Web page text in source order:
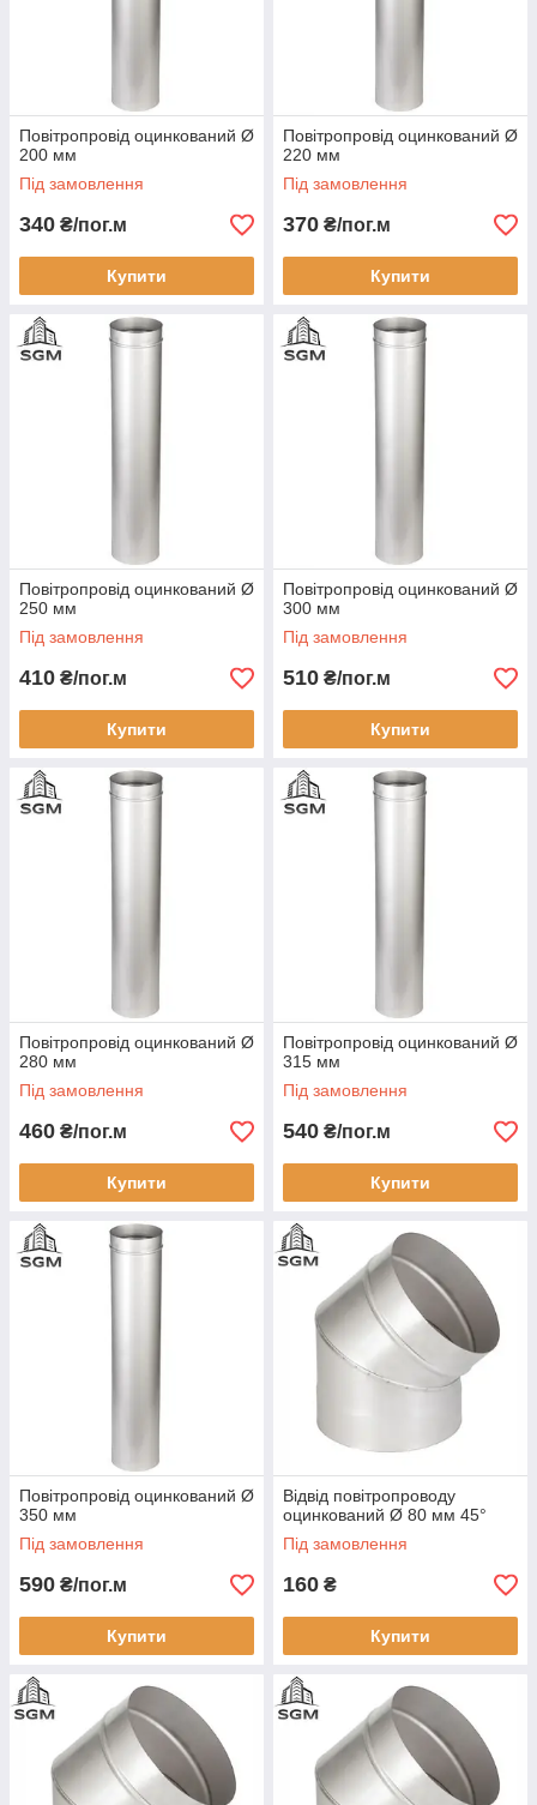
Повітропровід оцинкований Ø
200 мм
Під замовлення
340 ₴/пог.м
Купити
Повітропровід оцинкований Ø
220 мм
Під замовлення
370 ₴/пог.м
Купити
Повітропровід оцинкований Ø
250 мм
Під замовлення
410 ₴/пог.м
Купити
Повітропровід оцинкований Ø
300 мм
Під замовлення
510 ₴/пог.м
Купити
Повітропровід оцинкований Ø
280 мм
Під замовлення
460 ₴/пог.м
Купити
Повітропровід оцинкований Ø
315 мм
Під замовлення
540 ₴/пог.м
Купити
Повітропровід оцинкований Ø
350 мм
Під замовлення
590 ₴/пог.м
Купити
Відвід повітропроводу
оцинкований Ø 80 мм 45°
Під замовлення
160 ₴
Купити